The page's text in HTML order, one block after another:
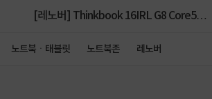
[레노버] Thinkbook 16IRL G8 Core5
노트북ㆍ태블릿 노트북존 레노버